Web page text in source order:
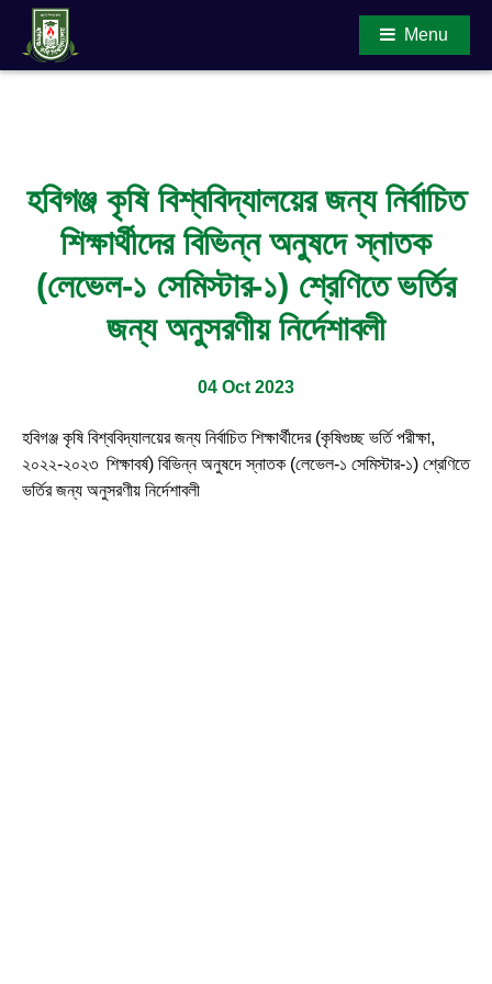
Menu
হবিগঞ্জ কৃষি বিশ্ববিদ্যালয়ের জন্য নির্বাচিত
শিক্ষার্থীদের বিভিন্ন অনুষদে স্নাতক
(লেভেল-১ সেমিস্টার-১) শ্রেণিতে ভর্তির
জন্য অনুসরণীয় নির্দেশাবলী
04 Oct 2023
হবিগঞ্জ কৃষি বিশ্ববিদ্যালয়ের জন্য নির্বাচিত শিক্ষার্থীদের (কৃষিগুচ্ছ ভর্তি পরীক্ষা,
২০২২-২০২৩ শিক্ষাবর্ষ) বিভিন্ন অনুষদে স্নাতক (লেভেল-১ সেমিস্টার-১) শ্রেণিতে
ভর্তির জন্য অনুসরণীয় নির্দেশাবলী